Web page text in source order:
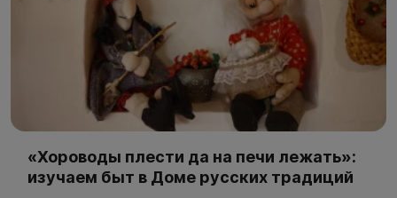
«Хороводы плести да на печи лежать»:
изучаем быт в Доме русских традиций